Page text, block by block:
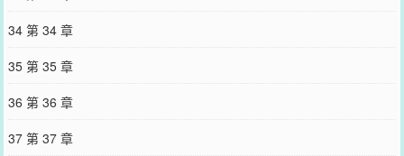
后的迟粉：？你踏马说闭关半年写歌，结果闭厨房里给人做饭去
了？？？“嫂子”身份摇摇欲坠，有好事者问薄年：周迟旭那么难搞，
你最后是怎么成功搞定他的？坐在电脑面前的漂亮青年抬眼，看着厨
房里因为他一句“想吃”就去学做甜点的男人，眯起眼轻轻笑了一声。
“不用我搞啊，他早就爱死我了：）”--“立于针锋相对之下的，是我对
你觊觎已久。”-阅读指南：*娱乐圈+游戏直播*单箭头到双箭头，死对
头变情人*怼天怼地宠老婆拽哥大明星攻×咸鱼爱摆娇气大美人主播受*
身心1v1*攻很宠，他超爱，介意不要看，极端控控勿入*因为涉及直
34 第 34 章
35 第 35 章
36 第 36 章
37 第 37 章